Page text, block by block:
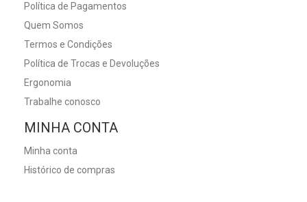
Política de Pagamentos
Quem Somos
Termos e Condições
Política de Trocas e Devoluções
Ergonomia
Trabalhe conosco
MINHA CONTA
Minha conta
Histórico de compras